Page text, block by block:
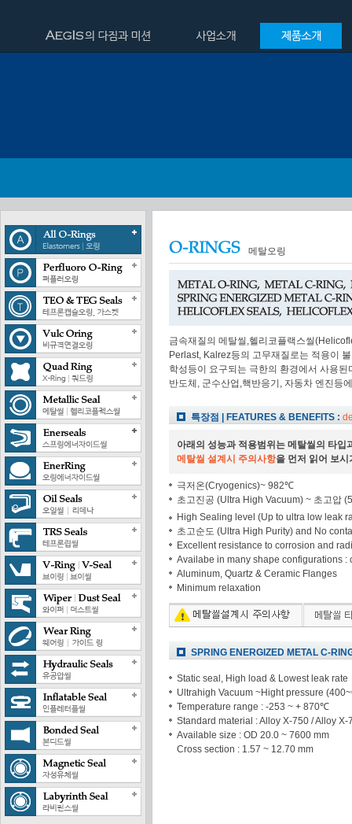
메탈오링
금속재질의 메탈씰,헬리코플랙스씰
Perlast, Kalrez등의 고무재질로는 적용이
학성등이 요구되는 극한의 환경에서 사용
반도체, 군수산업,핵반응기, 자동차 엔진등
특장점 | FEATURES & BENEFITS :
아래의 성능과 적용범위는 메탈씰의 타
메탈씰 설계시 주의사항을 먼저 읽어 보시
극저온(Cryogenics)~ 982℃
초고진공 (Ultra High Vacuum) ~ 초고압
High Sealing level (Up to ultra low leak
초고순도 (Ultra High Purity) and No
Excellent resistance to corrosion and
Availabe in many shape configurations :
Aluminum, Quartz & Ceramic Flanges
Minimum relaxation
SPRING ENERGIZED METAL C-
Static seal, High load & Lowest leak rate
Ultrahigh Vacuum ~Hight pressure
Temperature range : -253 ~ + 870℃
Standard material : Alloy X-750 / Alloy X-
Available size : OD 20.0 ~ 7600 mm
Cross section : 1.57 ~ 12.70 mm